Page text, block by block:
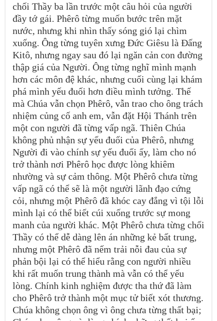
chối Thầy ba lần trước một câu hỏi của người
đầy tớ gái. Phêrô từng muốn bước trên mặt
nước, nhưng khi nhìn thấy sóng gió lại chìm
xuống. Ông từng tuyên xưng Đức Giêsu là Đấng
Kitô, nhưng ngay sau đó lại ngăn cản con đường
thập giá của Người. Ông từng nghĩ mình mạnh
hơn các môn đệ khác, nhưng cuối cùng lại khám
phá mình yếu đuối hơn điều mình tưởng. Thế
mà Chúa vẫn chọn Phêrô, vẫn trao cho ông trách
nhiệm củng cố anh em, vẫn đặt Hội Thánh trên
một con người đã từng vấp ngã. Thiên Chúa
không phủ nhận sự yếu đuối của Phêrô, nhưng
Người đi vào chính sự yếu đuối ấy, làm cho nó
trở thành nơi Phêrô học được lòng khiêm
nhường và sự cảm thông. Một Phêrô chưa từng
vấp ngã có thể sẽ là một người lãnh đạo cứng
cỏi, nhưng một Phêrô đã khóc cay đắng vì tội lỗi
mình lại có thể biết cúi xuống trước sự mong
manh của người khác. Một Phêrô chưa từng chối
Thầy có thể dễ dàng lên án những kẻ bất trung,
nhưng một Phêrô đã nếm trải nỗi đau của sự
phản bội lại có thể hiểu rằng con người nhiều
khi rất muốn trung thành mà vẫn có thể yếu
lòng. Chính kinh nghiệm được tha thứ đã làm
cho Phêrô trở thành một mục tử biết xót thương.
Chúa không chọn ông vì ông chưa từng thất bại;